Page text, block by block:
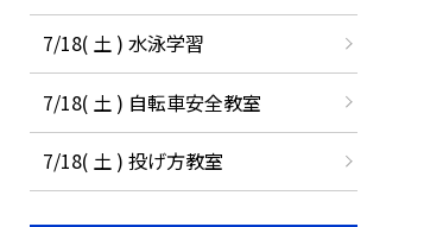
7/18( 土 ) 水泳学習
7/18( 土 ) 自転車安全教室
7/18( 土 ) 投げ方教室